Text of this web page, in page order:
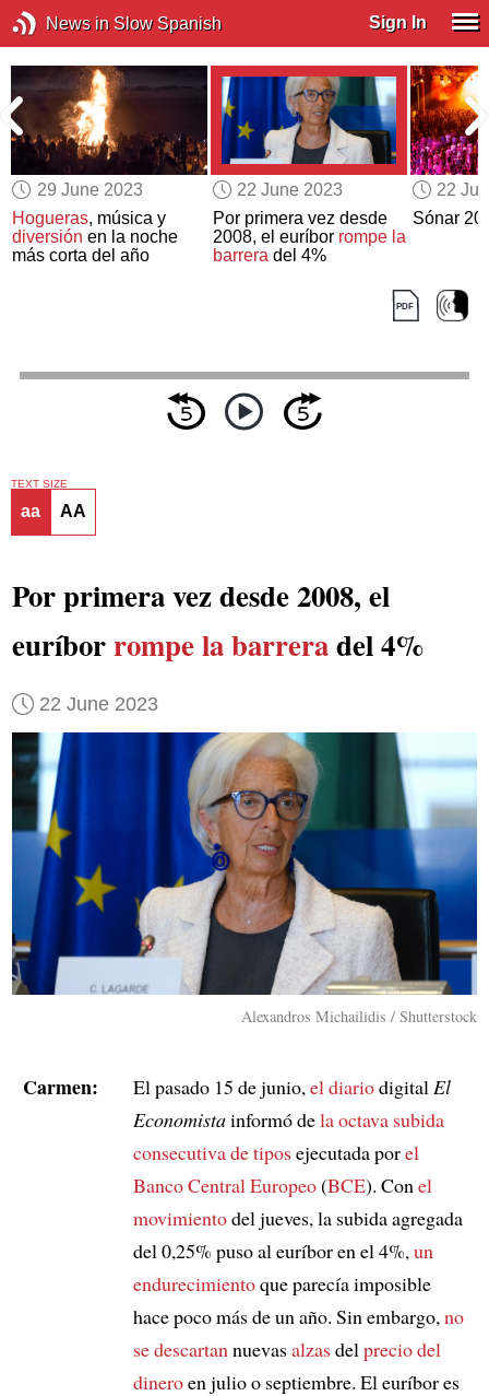
News in Slow Spanish Sign In
29 June 2023
Hogueras, música y
diversión en la noche
más corta del año
22 June 2023
Por primera vez desde
2008, el euríbor rompe la
barreradel 4%
22
Sónar
TEXT SIZE
aa AA
Por primera vez desde 2008, el
euríborrompe la barreradel 4%
22 June 2023
Alexandros Michailidis / Shutterstock
Carmen: El pasado 15 de junio, el diariodigital El
Economistainformó dela octava subida
consecutiva de tiposejecutada porel
Banco Central Europeo(BCE). Con el
movimientodel jueves, la subida agregada
del 0,25% puso al euríbor en el 4%, un
endurecimientoque parecía imposible
hace poco más de un año. Sin embargo, no
se descartan nuevasalzasdel precio del
dineroen julio o septiembre. El euríbor es